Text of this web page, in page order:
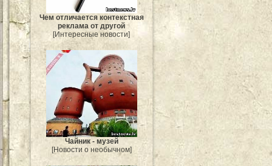
Чем отличается контекстная
реклама от другой
[Интересные новости]
Чайник - музей
[Новости о необычном]